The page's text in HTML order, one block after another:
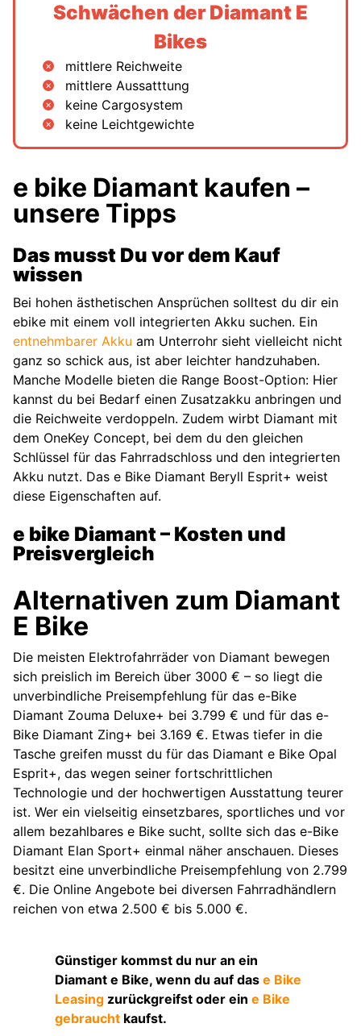
Schwächen der Diamant E
Bikes
mittlere Reichweite
mittlere Aussatttung
keine Cargosystem
keine Leichtgewichte
e bike Diamant kaufen –
unsere Tipps
Das musst Du vor dem Kauf
wissen
Bei hohen ästhetischen Ansprüchen solltest du dir ein
ebike mit einem voll integrierten Akku suchen. Ein
entnehmbarer Akku am Unterrohr sieht vielleicht nicht
ganz so schick aus, ist aber leichter handzuhaben.
Manche Modelle bieten die Range Boost-Option: Hier
kannst du bei Bedarf einen Zusatzakku anbringen und
die Reichweite verdoppeln. Zudem wirbt Diamant mit
dem OneKey Concept, bei dem du den gleichen
Schlüssel für das Fahrradschloss und den integrierten
Akku nutzt. Das e Bike Diamant Beryll Esprit+ weist
diese Eigenschaften auf.
e bike Diamant – Kosten und
Preisvergleich
Alternativen zum Diamant
E Bike
Die meisten Elektrofahrräder von Diamant bewegen
sich preislich im Bereich über 3000 € – so liegt die
unverbindliche Preisempfehlung für das e-Bike
Diamant Zouma Deluxe+ bei 3.799 € und für das e-
Bike Diamant Zing+ bei 3.169 €. Etwas tiefer in die
Tasche greifen musst du für das Diamant e Bike Opal
Esprit+, das wegen seiner fortschrittlichen
Technologie und der hochwertigen Ausstattung teurer
ist. Wer ein vielseitig einsetzbares, sportliches und vor
allem bezahlbares e Bike sucht, sollte sich das e-Bike
Diamant Elan Sport+ einmal näher anschauen. Dieses
besitzt eine unverbindliche Preisempfehlung von 2.799
€. Die Online Angebote bei diversen Fahrradhändlern
reichen von etwa 2.500 € bis 5.000 €.
Günstiger kommst du nur an ein
Diamant e Bike, wenn du auf das e Bike
Leasing zurückgreifst oder ein e Bike
gebraucht kaufst.